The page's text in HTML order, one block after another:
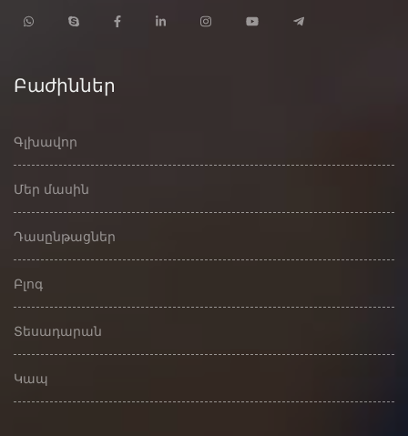
Բաժիններ
Գլխավոր
Մեր մասին
Դասընթացներ
Բլոգ
Տեսադարան
Կապ